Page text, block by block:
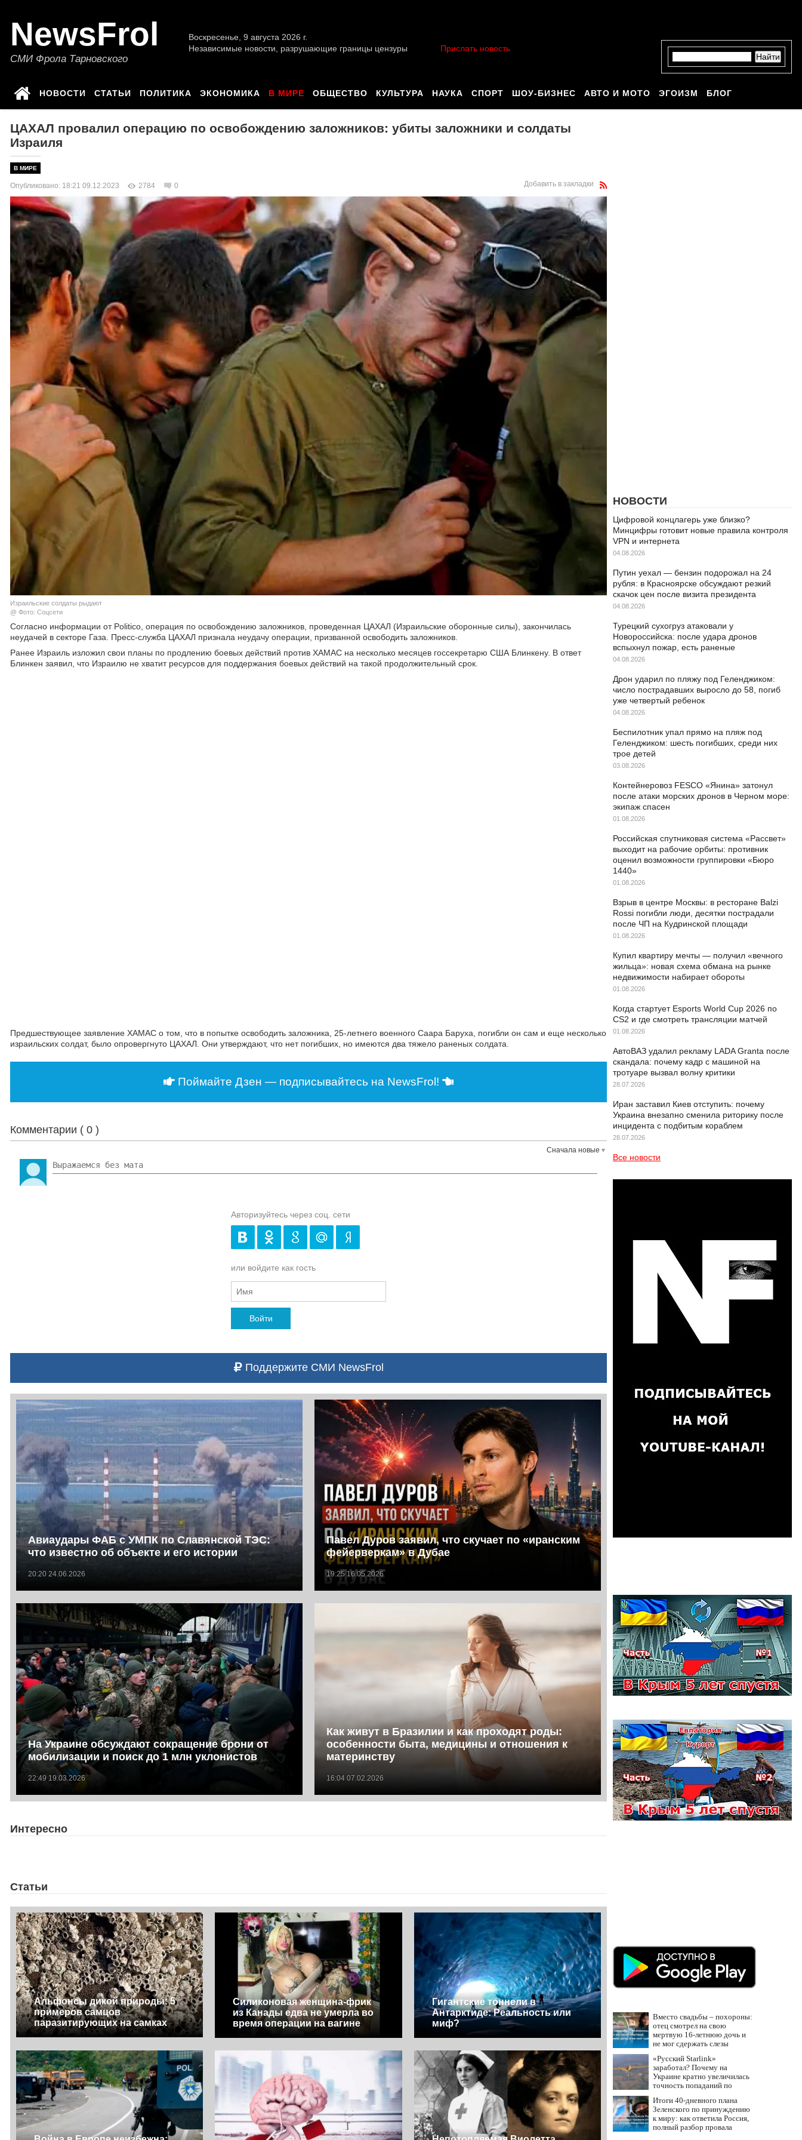
NewsFrol
СМИ Фрола Тарновского
Воскресенье, 9 августа 2026 г.
Независимые новости, разрушающие границы цензуры
Прислать новость
НОВОСТИ СТАТЬИ ПОЛИТИКА ЭКОНОМИКА В МИРЕ ОБЩЕСТВО КУЛЬТУРА НАУКА СПОРТ ШОУ-БИЗНЕС АВТО И МОТО ЭГОИЗМ БЛОГ
ЦАХАЛ провалил операцию по освобождению заложников: убиты заложники и солдаты
Израиля
В МИРЕ
Опубликовано: 18:21 09.12.2023 2784 0 Добавить в закладки
Израильские солдаты рыдают
@ Фото: Соцсети
Согласно информации от Politico, операция по освобождению заложников, проведенная ЦАХАЛ (Израильские оборонные силы), закончилась
неудачей в секторе Газа. Пресс-служба ЦАХАЛ признала неудачу операции, призванной освободить заложников.
Ранее Израиль изложил свои планы по продлению боевых действий против ХАМАС на несколько месяцев госсекретарю США Блинкену. В ответ
Блинкен заявил, что Израилю не хватит ресурсов для поддержания боевых действий на такой продолжительный срок.
Предшествующее заявление ХАМАС о том, что в попытке освободить заложника, 25-летнего военного Саара Баруха, погибли он сам и еще несколько
израильских солдат, было опровергнуто ЦАХАЛ. Они утверждают, что нет погибших, но имеются два тяжело раненых солдата.
Поймайте Дзен — подписывайтесь на NewsFrol!
Комментарии ( 0 )
Сначала новые
Авторизуйтесь через соц. сети
или войдите как гость
Войти
Поддержите СМИ NewsFrol
Авиаудары ФАБ с УМПК по Славянской ТЭС:
что известно об объекте и его истории
20:20 24.06.2026
Павел Дуров заявил, что скучает по «иранским
фейерверкам» в Дубае
19:25 16.05.2026
На Украине обсуждают сокращение брони от
мобилизации и поиск до 1 млн уклонистов
22:49 19.03.2026
Как живут в Бразилии и как проходят роды:
особенности быта, медицины и отношения к
материнству
16:04 07.02.2026
Интересно
Статьи
Альфонсы дикой природы: 5
примеров самцов
паразитирующих на самках
Силиконовая женщина-фрик
из Канады едва не умерла во
время операции на вагине
Гигантские тоннели в
Антарктиде: Реальность или
миф?
НОВОСТИ
Цифровой концлагерь уже близко?
Минцифры готовит новые правила контроля
VPN и интернета
04.08.2026
Путин уехал — бензин подорожал на 24
рубля: в Красноярске обсуждают резкий
скачок цен после визита президента
04.08.2026
Турецкий сухогруз атаковали у
Новороссийска: после удара дронов
вспыхнул пожар, есть раненые
04.08.2026
Дрон ударил по пляжу под Геленджиком:
число пострадавших выросло до 58, погиб
уже четвертый ребенок
04.08.2026
Беспилотник упал прямо на пляж под
Геленджиком: шесть погибших, среди них
трое детей
03.08.2026
Контейнеровоз FESCO «Янина» затонул
после атаки морских дронов в Черном море:
экипаж спасен
01.08.2026
Российская спутниковая система «Рассвет»
выходит на рабочие орбиты: противник
оценил возможности группировки «Бюро
1440»
01.08.2026
Взрыв в центре Москвы: в ресторане Balzi
Rossi погибли люди, десятки пострадали
после ЧП на Кудринской площади
01.08.2026
Купил квартиру мечты — получил «вечного
жильца»: новая схема обмана на рынке
недвижимости набирает обороты
01.08.2026
Когда стартует Esports World Cup 2026 по
CS2 и где смотреть трансляции матчей
01.08.2026
АвтоВАЗ удалил рекламу LADA Granta после
скандала: почему кадр с машиной на
тротуаре вызвал волну критики
28.07.2026
Иран заставил Киев отступить: почему
Украина внезапно сменила риторику после
инцидента с подбитым кораблем
28.07.2026
Все новости
Вместо свадьбы – похороны:
отец смотрел на свою
мертвую 16-летнюю дочь и
не мог сдержать слезы
«Русский Starlink»
заработал? Почему на
Украине кратно увеличилась
точность попаданий по
Итоги 40-дневного плана
Зеленского по принуждению
к миру: как ответила Россия,
полный разбор провала